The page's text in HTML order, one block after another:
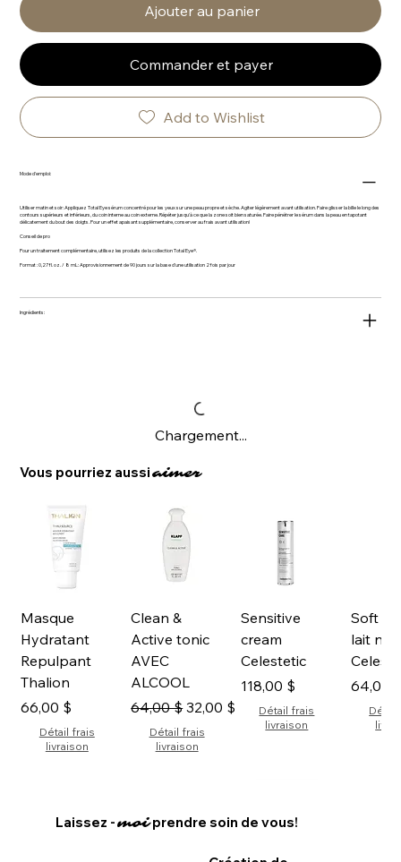
Ajouter au panier
Commander et payer
Add to Wishlist
Mode d'emploi:
Utiliser matin et soir: Appliquez Total Eye sérum concentré pour les yeux sur une peau propre et sèche. Agiter légèrement avant utilisation. Faire glisser la bille le long des
contours supérieurs et inférieurs, du coin interne au coin externe. Répéter jusqu'à ce que la zone soit bien saturée. Faire pénétrer le sérum dans la peau en tapotant
délicatement du bout des doigts. Pour un effet apaisant supplémentaire, conserver au frais avant utilisation!
Conseil de pro
Pour un traitement complémentaire, utilisez les produits de la collection Total Eye®.
Format : 0,27 fl. oz. / 8 mL: Approvisionnement de 90 jours sur la base d'une utilisation 2 fois par jour
Ingrédients:
Chargement...
Vous pourriez aussiaimer
Masque
Hydratant
Repulpant
Thalion
Prix
66,00 $
Détail frais
livraison
Clean &
Active tonic
AVEC
ALCOOL
Prix original
64,00 $Prix promotionnel
32,00 $
Détail frais
livraison
Sensitive
cream
Celestetic
Prix
118,00 $
Détail frais
livraison
Soft
lait
Prix
64,00
Laissez -moiprendre soin de vous!